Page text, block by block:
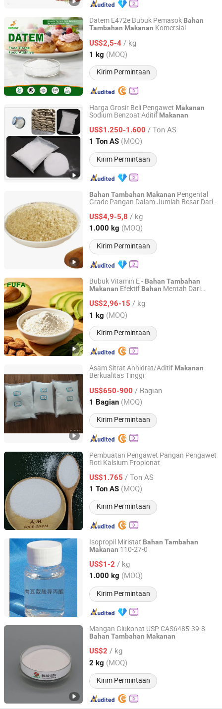
Datem E472e Bubuk Pemasok Bahan
Tambahan Makanan Komersial
US$2,5-4 / kg
1 kg (MOQ)
Kirim Permintaan
Henan Honest Food Co., Ltd.
Henan, China Harga mulai 2024
Harga Grosir Beli Pengawet Makanan
Sodium Benzoat Aditif Makanan
US$1.250-1.600 / Ton AS
1 Ton AS (MOQ)
Kirim Permintaan
Hebei Jietou Chemical Technology Co., Ltd.
Hebei, China Harga mulai 2023
Bahan Tambahan Makanan Pengental
Grade Pangan Dalam Jumlah Besar Dari
US$4,9-5,8 / kg
1.000 kg (MOQ)
Kirim Permintaan
HENAN E-KING GELATIN CO., LTD
Henan, China Harga mulai 2023
Bubuk Vitamin E - Bahan Tambahan
Makanan Efektif Bahan Mentah Dari
US$2,96-15 / kg
1 kg (MOQ)
Kirim Permintaan
HENAN FUFA BIOTECHNOLOGY CO., LTD.
Henan, China Harga mulai 2025
Asam Sitrat Anhidrat/Aditif Makanan
Berkualitas Tinggi
US$650-900 / Bagian
1 Bagian (MOQ)
Kirim Permintaan
Shandong Yankem Industry Co., Ltd
Shandong, China Harga mulai 2022
Pembuatan Pengawet Pangan Pengawet
Roti Kalsium Propionat
US$1.765 / Ton AS
1 Ton AS (MOQ)
Kirim Permintaan
A.M FOOD CHEMICAL CO., LIMITED
Shandong, China Harga mulai 2017
Isopropil Miristat Bahan Tambahan
Makanan 110-27-0
US$1-2 / kg
1.000 kg (MOQ)
Kirim Permintaan
HENAN KINGWAY TECHNOLOGY CO., LTD.
Henan, China Harga mulai 2021
Mangan Glukonat USP CAS6485-39-8
Bahan Tambahan Makanan
US$2 / kg
2 kg (MOQ)
Kirim Permintaan
Zhengzhou Ruipu Biological Engineering Co., Ltd.
Henan, China Harga mulai 2008